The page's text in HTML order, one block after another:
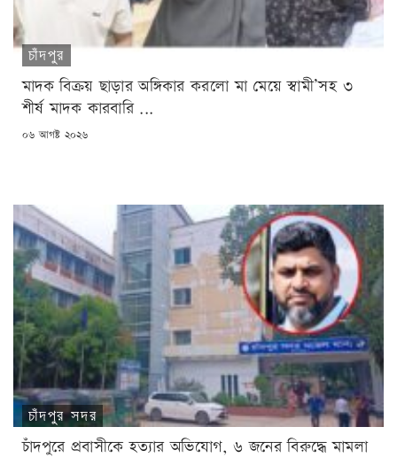
চাঁদপুর
মাদক বিক্রয় ছাড়ার অঙ্গিকার করলো মা মেয়ে স্বামী’সহ ৩
শীর্ষ মাদক কারবারি ...
POSTED
০৬ আগষ্ট ২০২৬
চাঁদপুর সদর
চাঁদপুরে প্রবাসীকে হত্যার অভিযোগ, ৬ জনের বিরুদ্ধে মামলা